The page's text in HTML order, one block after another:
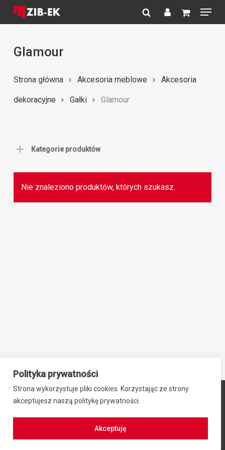
Polityka prywatności
Strona wykorzystuje pliki cookies. Korzystając ze strony
akceptujesz naszą politykę prywatności.
Akceptuję
Skip
content
searchaccount
Menu
Glamour
Strona główna Akcesoria meblowe Akcesoria
dekoracyjne Gałki Glamour
Kategorie produktów
Nie znaleziono produktów, których szukasz.
© 2024 ZIB-EK PRZEMYSŁAW SIEBNER, ul. Stefana Okrzei 2,